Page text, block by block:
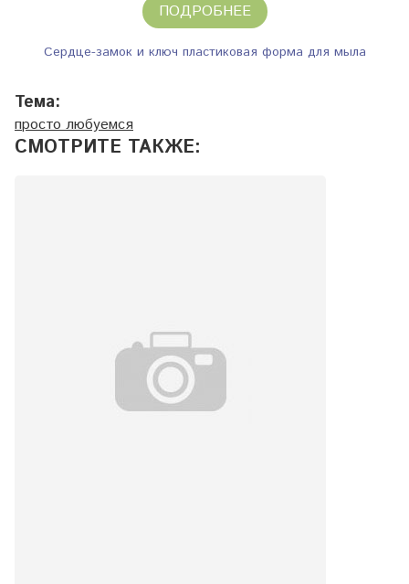
ПОДРОБНЕЕ
Сердце-замок и ключ пластиковая форма для мыла
Тема:
просто любуемся
СМОТРИТЕ ТАКЖЕ: